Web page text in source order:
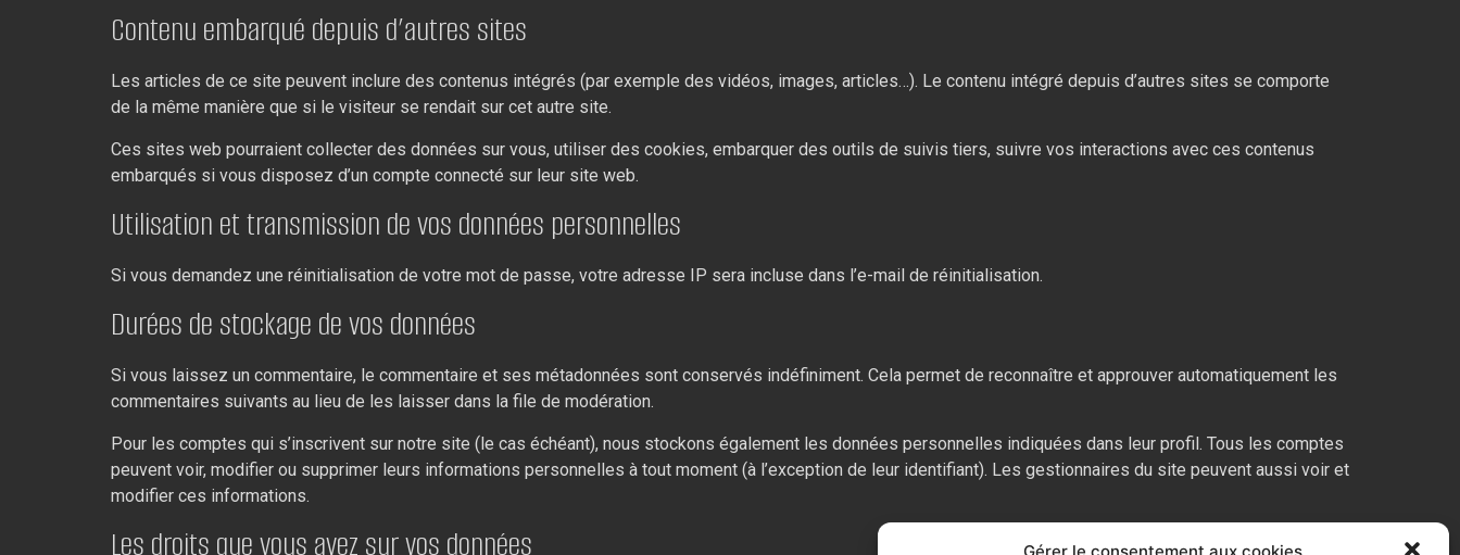
Contenu embarqué depuis d’autres sites
Les articles de ce site peuvent inclure des contenus intégrés (par exemple des vidéos, images, articles…). Le contenu intégré depuis d’autres sites se comporte
de la même manière que si le visiteur se rendait sur cet autre site.
Ces sites web pourraient collecter des données sur vous, utiliser des cookies, embarquer des outils de suivis tiers, suivre vos interactions avec ces contenus
embarqués si vous disposez d’un compte connecté sur leur site web.
Utilisation et transmission de vos données personnelles
Si vous demandez une réinitialisation de votre mot de passe, votre adresse IP sera incluse dans l’e-mail de réinitialisation.
Durées de stockage de vos données
Si vous laissez un commentaire, le commentaire et ses métadonnées sont conservés indéfiniment. Cela permet de reconnaître et approuver automatiquement les
commentaires suivants au lieu de les laisser dans la file de modération.
Pour les comptes qui s’inscrivent sur notre site (le cas échéant), nous stockons également les données personnelles indiquées dans leur profil. Tous les comptes
peuvent voir, modifier ou supprimer leurs informations personnelles à tout moment (à l’exception de leur identifiant). Les gestionnaires du site peuvent aussi voir et
modifier ces informations.
Les droits que vous avez sur vos données